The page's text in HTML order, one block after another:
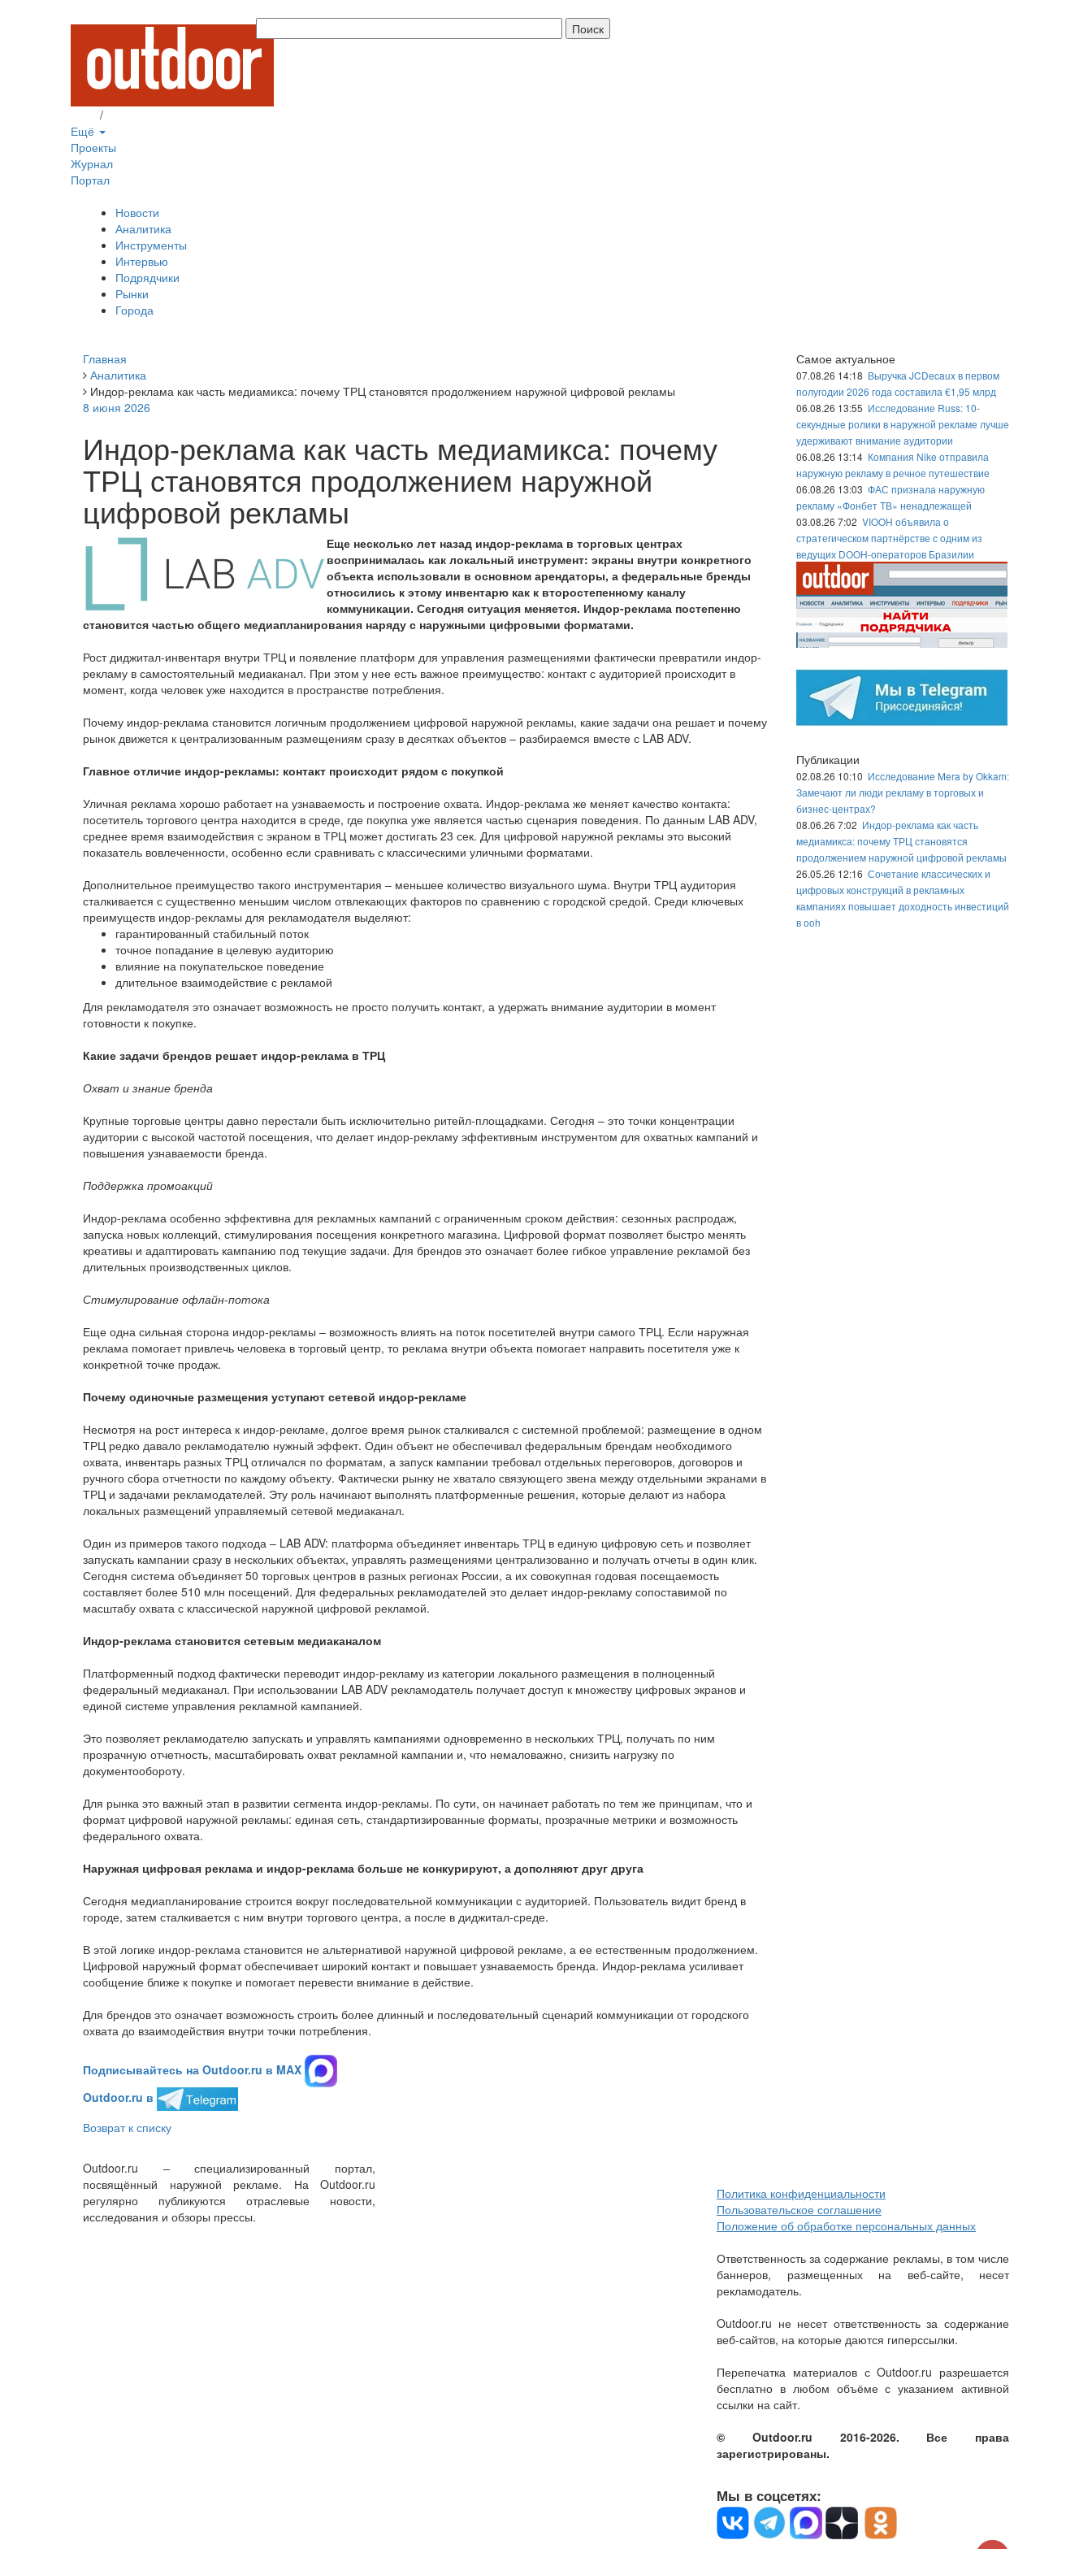
/
Ещё
Проекты
Журнал
Портал
Новости
Аналитика
Инструменты
Интервью
Подрядчики
Рынки
Города
Главная
Аналитика
Индор-реклама как часть медиамикса: почему ТРЦ становятся продолжением наружной цифровой рекламы
8 июня 2026
Индор-реклама как часть медиамикса: почему
ТРЦ становятся продолжением наружной
цифровой рекламы
Еще несколько лет назад индор-реклама в торговых центрах
воспринималась как локальный инструмент: экраны внутри конкретного
объекта использовали в основном арендаторы, а федеральные бренды
относились к этому инвентарю как к второстепенному каналу
коммуникации. Сегодня ситуация меняется. Индор-реклама постепенно
становится частью общего медиапланирования наряду с наружными цифровыми форматами.
Рост диджитал-инвентаря внутри ТРЦ и появление платформ для управления размещениями фактически превратили индор-
рекламу в самостоятельный медиаканал. При этом у нее есть важное преимущество: контакт с аудиторией происходит в
момент, когда человек уже находится в пространстве потребления.
Почему индор-реклама становится логичным продолжением цифровой наружной рекламы, какие задачи она решает и почему
рынок движется к централизованным размещениям сразу в десятках объектов – разбираемся вместе с LAB ADV.
Главное отличие индор-рекламы: контакт происходит рядом с покупкой
Уличная реклама хорошо работает на узнаваемость и построение охвата. Индор-реклама же меняет качество контакта:
посетитель торгового центра находится в среде, где покупка уже является частью сценария поведения. По данным LAB ADV,
среднее время взаимодействия с экраном в ТРЦ может достигать 23 сек. Для цифровой наружной рекламы это высокий
показатель вовлеченности, особенно если сравнивать с классическими уличными форматами.
Дополнительное преимущество такого инструментария – меньшее количество визуального шума. Внутри ТРЦ аудитория
сталкивается с существенно меньшим числом отвлекающих факторов по сравнению с городской средой. Среди ключевых
преимуществ индор-рекламы для рекламодателя выделяют:
гарантированный стабильный поток
точное попадание в целевую аудиторию
влияние на покупательское поведение
длительное взаимодействие с рекламой
Для рекламодателя это означает возможность не просто получить контакт, а удержать внимание аудитории в момент
готовности к покупке.
Какие задачи брендов решает индор-реклама в ТРЦ
Охват и знание бренда
Крупные торговые центры давно перестали быть исключительно ритейл-площадками. Сегодня – это точки концентрации
аудитории с высокой частотой посещения, что делает индор-рекламу эффективным инструментом для охватных кампаний и
повышения узнаваемости бренда.
Поддержка промоакций
Индор-реклама особенно эффективна для рекламных кампаний с ограниченным сроком действия: сезонных распродаж,
запуска новых коллекций, стимулирования посещения конкретного магазина. Цифровой формат позволяет быстро менять
креативы и адаптировать кампанию под текущие задачи. Для брендов это означает более гибкое управление рекламой без
длительных производственных циклов.
Стимулирование офлайн-потока
Еще одна сильная сторона индор-рекламы – возможность влиять на поток посетителей внутри самого ТРЦ. Если наружная
реклама помогает привлечь человека в торговый центр, то реклама внутри объекта помогает направить посетителя уже к
конкретной точке продаж.
Почему одиночные размещения уступают сетевой индор-рекламе
Несмотря на рост интереса к индор-рекламе, долгое время рынок сталкивался с системной проблемой: размещение в одном
ТРЦ редко давало рекламодателю нужный эффект. Один объект не обеспечивал федеральным брендам необходимого
охвата, инвентарь разных ТРЦ отличался по форматам, а запуск кампании требовал отдельных переговоров, договоров и
ручного сбора отчетности по каждому объекту. Фактически рынку не хватало связующего звена между отдельными экранами в
ТРЦ и задачами рекламодателей. Эту роль начинают выполнять платформенные решения, которые делают из набора
локальных размещений управляемый сетевой медиаканал.
Один из примеров такого подхода – LAB ADV: платформа объединяет инвентарь ТРЦ в единую цифровую сеть и позволяет
запускать кампании сразу в нескольких объектах, управлять размещениями централизованно и получать отчеты в один клик.
Сегодня система объединяет 50 торговых центров в разных регионах России, а их совокупная годовая посещаемость
составляет более 510 млн посещений. Для федеральных рекламодателей это делает индор-рекламу сопоставимой по
масштабу охвата с классической наружной цифровой рекламой.
Индор-реклама становится сетевым медиаканалом
Платформенный подход фактически переводит индор-рекламу из категории локального размещения в полноценный
федеральный медиаканал. При использовании LAB ADV рекламодатель получает доступ к множеству цифровых экранов и
единой системе управления рекламной кампанией.
Это позволяет рекламодателю запускать и управлять кампаниями одновременно в нескольких ТРЦ, получать по ним
прозрачную отчетность, масштабировать охват рекламной кампании и, что немаловажно, снизить нагрузку по
документообороту.
Для рынка это важный этап в развитии сегмента индор-рекламы. По сути, он начинает работать по тем же принципам, что и
формат цифровой наружной рекламы: единая сеть, стандартизированные форматы, прозрачные метрики и возможность
федерального охвата.
Наружная цифровая реклама и индор-реклама больше не конкурируют, а дополняют друг друга
Сегодня медиапланирование строится вокруг последовательной коммуникации с аудиторией. Пользователь видит бренд в
городе, затем сталкивается с ним внутри торгового центра, а после в диджитал-среде.
В этой логике индор-реклама становится не альтернативой наружной цифровой рекламе, а ее естественным продолжением.
Цифровой наружный формат обеспечивает широкий контакт и повышает узнаваемость бренда. Индор-реклама усиливает
сообщение ближе к покупке и помогает перевести внимание в действие.
Для брендов это означает возможность строить более длинный и последовательный сценарий коммуникации от городского
охвата до взаимодействия внутри точки потребления.
Подписывайтесь на Outdoor.ru в MAX
Outdoor.ru в
Возврат к списку
Самое актуальное
07.08.26 14:18 Выручка JCDecaux в первом
полугодии 2026 года составила €1,95 млрд
06.08.26 13:55 Исследование Russ: 10-
секундные ролики в наружной рекламе лучше
удерживают внимание аудитории
06.08.26 13:14 Компания Nike отправила
наружную рекламу в речное путешествие
06.08.26 13:03 ФАС признала наружную
рекламу «Фонбет ТВ» ненадлежащей
03.08.26 7:02 VIOOH объявила о
стратегическом партнёрстве с одним из
ведущих DOOH-операторов Бразилии
Публикации
02.08.26 10:10 Исследование Mera by Okkam:
Замечают ли люди рекламу в торговых и
бизнес-центрах?
08.06.26 7:02 Индор-реклама как часть
медиамикса: почему ТРЦ становятся
продолжением наружной цифровой рекламы
26.05.26 12:16 Сочетание классических и
цифровых конструкций в рекламных
кампаниях повышает доходность инвестиций
в ooh
Outdoor.ru – специализированный портал,
посвящённый наружной рекламе. На Outdoor.ru
регулярно публикуются отраслевые новости,
исследования и обзоры прессы.
Политика конфиденциальности
Пользовательское соглашение
Положение об обработке персональных данных
Ответственность за содержание рекламы, в том числе
баннеров, размещенных на веб-сайте, несет
рекламодатель.
Outdoor.ru не несет ответственность за содержание
веб-сайтов, на которые даются гиперссылки.
Перепечатка материалов с Outdoor.ru разрешается
бесплатно в любом объёме с указанием активной
ссылки на сайт.
© Outdoor.ru 2016-2026. Все права
зарегистрированы.
Мы в соцсетях: